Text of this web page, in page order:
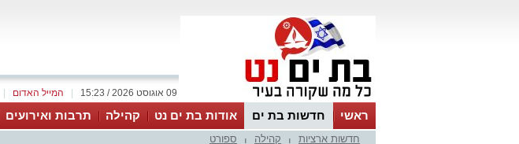
המייל האדום 09 אוגוסט 2026 / 15:23
ראשי חדשות בת ים אודות בת ים נט קהילה תרבות ואירועים
חדשות ארציות קהילה ספורט